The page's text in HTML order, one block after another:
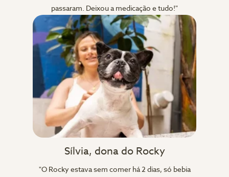
passaram. Deixou a medicação e tudo!"
Sílvia, dona do Rocky
"O Rocky estava sem comer há 2 dias, só bebia